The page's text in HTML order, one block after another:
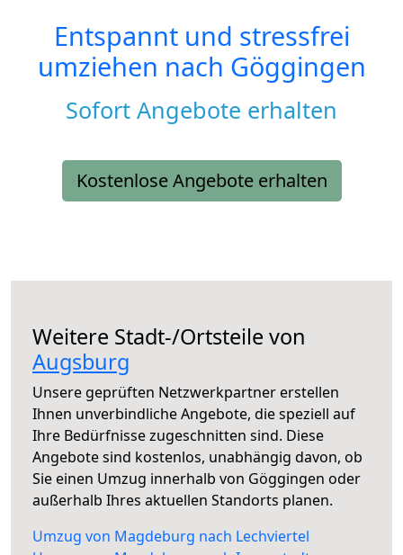
Entspannt und stressfrei
umziehen nach Göggingen
Sofort Angebote erhalten
Kostenlose Angebote erhalten
Weitere Stadt-/Ortsteile von
Augsburg
Unsere geprüften Netzwerkpartner erstellen
Ihnen unverbindliche Angebote, die speziell auf
Ihre Bedürfnisse zugeschnitten sind. Diese
Angebote sind kostenlos, unabhängig davon, ob
Sie einen Umzug innerhalb von Göggingen oder
außerhalb Ihres aktuellen Standorts planen.
Umzug von Magdeburg nach Lechviertel